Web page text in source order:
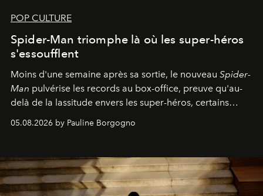
POP CULTURE
Spider-Man triomphe là où les super-héros
s'essoufflent
Moins d'une semaine après sa sortie, le nouveau Spider-
Man pulvérise les records au box-office, preuve qu'au-
delà de la lassitude envers les super-héros, certains
05.08.2026 by Pauline Borgogno